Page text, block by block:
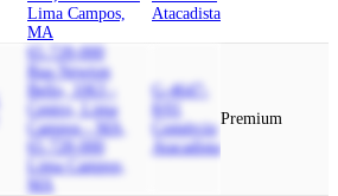
Lima Campos,
MA
Atacadista
65.728-000
Rua Newton
Bello, 1063 -
Centro, Lima
Campos - MA,
65.728-000
Lima Campos,
MA
G-4647-
Comércio
Atacadista
Premium